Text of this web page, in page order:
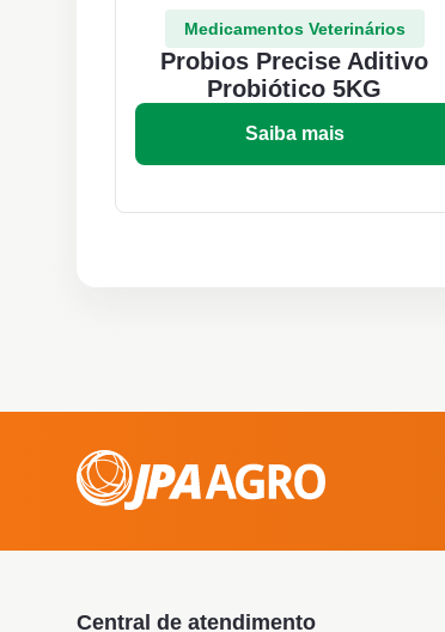
Medicamentos Veterinários
Probios Precise Aditivo
Probiótico 5KG
Saiba mais
Central de atendimento